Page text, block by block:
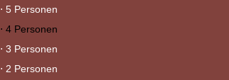
⋅ 5 Personen
⋅ 4 Personen
⋅ 3 Personen
⋅ 2 Personen